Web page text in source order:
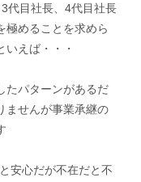
代目社長、4代目社長
極めることを求めら
いえば・・・
たパターンがあるだ
ませんが事業承継の
安心だが不在だと不